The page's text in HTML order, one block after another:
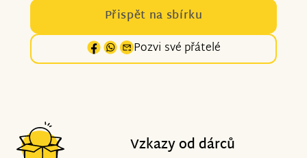
Přispět na sbírku
Pozvi své přátelé
Vzkazy od dárců